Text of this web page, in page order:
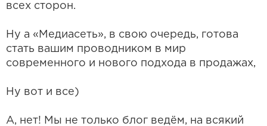
всех сторон.
Ну а «Медиасеть», в свою очередь, готова
стать вашим проводником в мир
современного и нового подхода в продажах,
Ну вот и все)
А, нет! Мы не только блог ведём, на всякий